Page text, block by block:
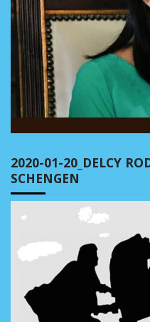
2020-01-20_DELCY
SCHENGEN